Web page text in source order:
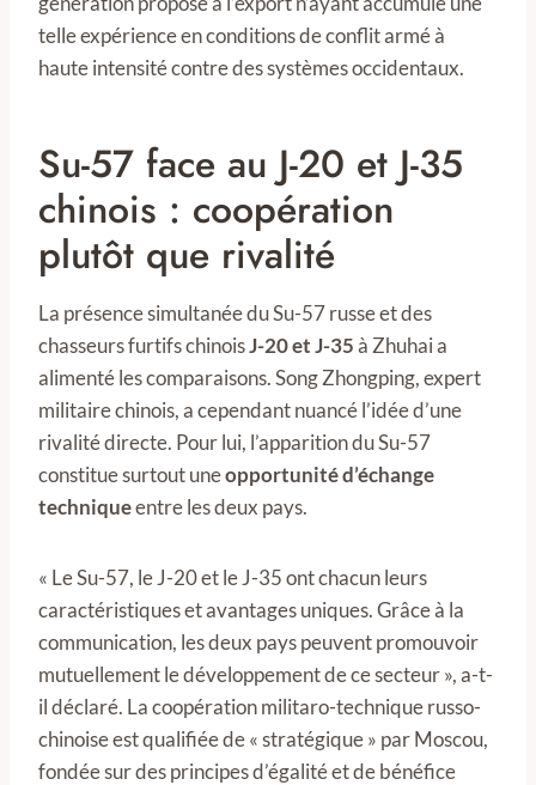
telle expérience en conditions de conflit armé à
haute intensité contre des systèmes occidentaux.
Su-57 face au J-20 et J-35
chinois : coopération
plutôt que rivalité
La présence simultanée du Su-57 russe et des
chasseurs furtifs chinoisJ-20 et J-35à Zhuhai a
alimenté les comparaisons. Song Zhongping, expert
militaire chinois, a cependant nuancé l’idée d’une
rivalité directe. Pour lui, l’apparition du Su-57
constitue surtout uneopportunité d’échange
techniqueentre les deux pays.
« Le Su-57, le J-20 et le J-35 ont chacun leurs
caractéristiques et avantages uniques. Grâce à la
communication, les deux pays peuvent promouvoir
mutuellement le développement de ce secteur », a-t-
il déclaré. La coopération militaro-technique russo-
chinoise est qualifiée de « stratégique » par Moscou,
fondée sur des principes d’égalité et de bénéfice